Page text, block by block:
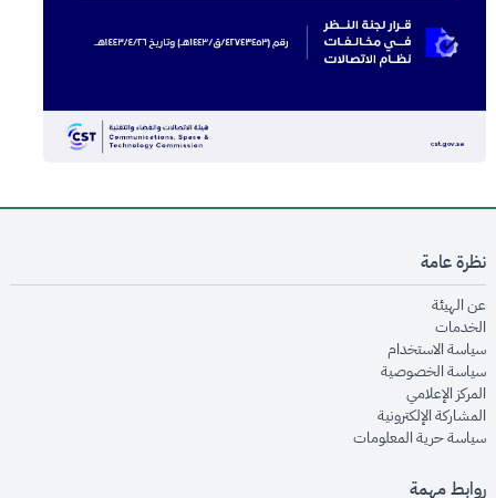
نظرة عامة
عن الهيئةopens in new window
الخدماتopens in new window
سياسة الاستخدام
سياسة الخصوصيةopens in new window
المركز الإعلاميopens in new window
المشاركة الإلكترونيةopens in new window
سياسة حرية المعلوماتopens in new window
روابط مهمة